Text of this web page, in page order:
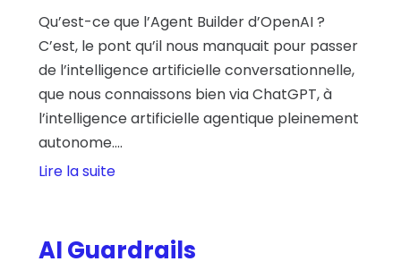
Qu’est-ce que l’Agent Builder d’OpenAI ?
C’est, le pont qu’il nous manquait pour passer
de l’intelligence artificielle conversationnelle,
que nous connaissons bien via ChatGPT, à
l’intelligence artificielle agentique pleinement
autonome....
Lire la suite
AI Guardrails